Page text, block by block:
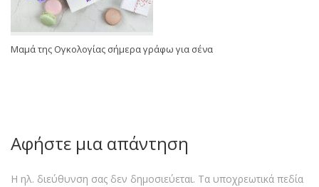
Μαμά της Ογκολογίας σήμερα γράφω για σένα
Αφήστε μια απάντηση
Η ηλ. διεύθυνση σας δεν δημοσιεύεται. Τα υποχρεωτικά πεδία